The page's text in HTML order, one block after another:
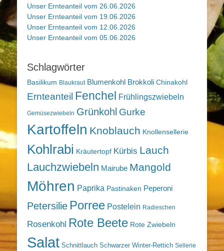
Unser Ernteanteil vom 26.06.2026
Unser Ernteanteil vom 19.06.2026
Unser Ernteanteil vom 12.06.2026
Unser Ernteanteil vom 05.06.2026
Schlagwörter
Basilikum Blaukraut Blumenkohl Brokkoli Chinakohl
Ernteanteil Fenchel Frühlingszwiebeln
Gemüsezwiebeln Grünkohl Gurke
Kartoffeln Knoblauch Knollensellerie
Kohlrabi Kräutertopf Kürbis Lauch
Lauchzwiebeln Mairube Mangold
Möhren Paprika Pastinaken Peperoni
Petersilie Porree Postelein Radieschen
Rosenkohl Rote Beete Rote Zwiebeln
Salat Schnittlauch Schwarzer Winter-Rettich Sellerie